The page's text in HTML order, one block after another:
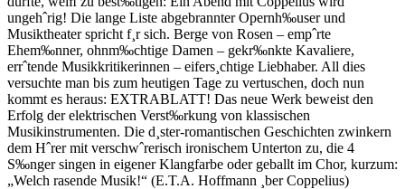
ungehˆrig! Die lange Liste abgebrannter Opernh‰user und
Musiktheater spricht f¸r sich. Berge von Rosen – empˆrte
Ehem‰nner, ohnm‰chtige Damen – gekr‰nkte Kavaliere,
errˆtende Musikkritikerinnen – eifers¸chtige Liebhaber. All dies
versuchte man bis zum heutigen Tage zu vertuschen, doch nun
kommt es heraus: EXTRABLATT! Das neue Werk beweist den
Erfolg der elektrischen Verst‰rkung von klassischen
Musikinstrumenten. Die d¸ster-romantischen Geschichten zwinkern
dem Hˆrer mit verschwˆrerisch ironischem Unterton zu, die 4
S‰nger singen in eigener Klangfarbe oder geballt im Chor, kurzum:
„Welch rasende Musik!“ (E.T.A. Hoffmann ¸ber Coppelius)